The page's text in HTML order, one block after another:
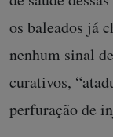
os baleados já
nenhum sinal
curativos,
perfuração de